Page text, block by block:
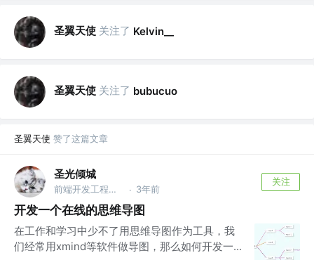
圣翼天使 关注了 Kelvin__
圣翼天使 关注了 bubucuo
圣翼天使 赞了这篇文章
圣光倾城
前端开发工程师 @有限 · 3年前
关注
开发一个在线的思维导图
在工作和学习中少不了用思维导图作为工具，我
们经常用xmind等软件做导图，那么如何开发一...